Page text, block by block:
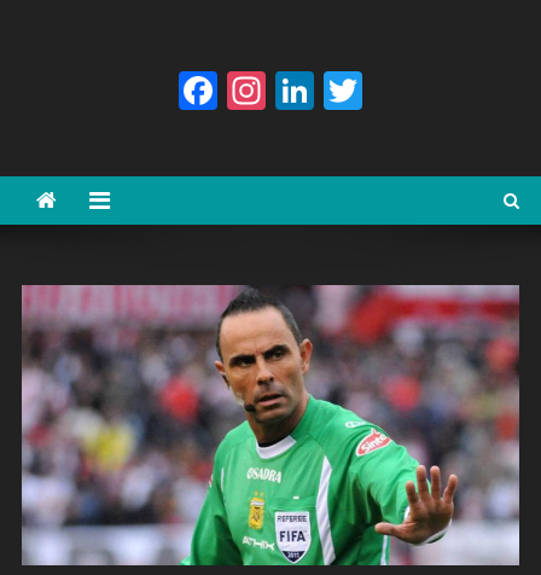
Facebook
Instagram
LinkedIn